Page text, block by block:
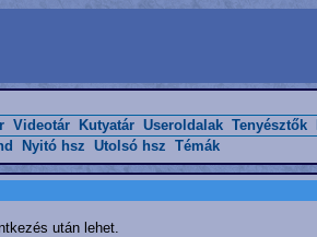
Videotár Kutyatár Useroldalak Tenyésztők
Nyitó hsz Utolsó hsz Témák
után lehet.